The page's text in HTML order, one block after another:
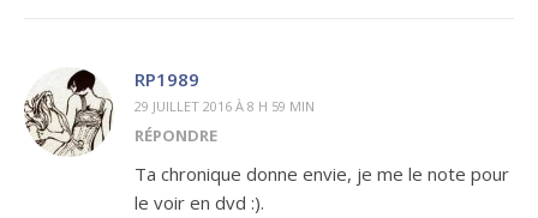
RP1989
29 JUILLET 2016 À 8 H 59 MIN
RÉPONDRE
Ta chronique donne envie, je me le note pour
le voir en dvd :).